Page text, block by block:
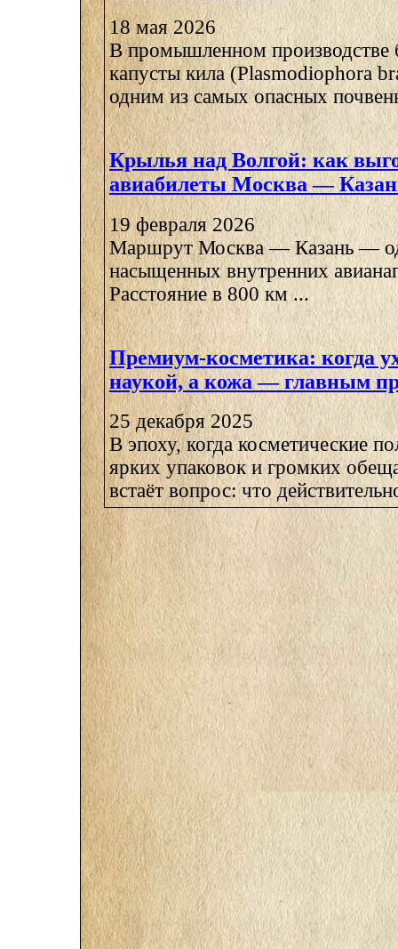
18 мая 2026
В промышленном производстве
капусты кила (Plasmodiophora
одним из самых опасных
Крылья над Волгой: как
авиабилеты Москва —
19 февраля 2026
Маршрут Москва — Казань —
насыщенных внутренних
Расстояние в 800 км ...
Премиум-косметика: когда
наукой, а кожа — главным
25 декабря 2025
В эпоху, когда косметические
ярких упаковок и громких
встаёт вопрос: что